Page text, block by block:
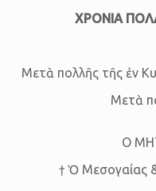
ΧΡΟΝΙΑ
Μετὰ πολλῆς τῆς ἐν
Μετὰ
Ο
† Ὁ Μεσογαίας